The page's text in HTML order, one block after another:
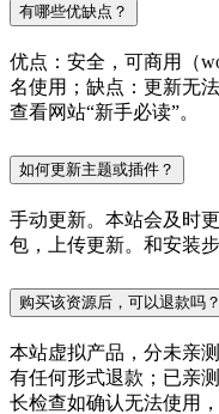
有哪些优缺点？
优点：安全，可商用（
名使用；缺点：更新无
查看网站“新手必读”。
如何更新主题或插件？
手动更新。本站会及时
包，上传更新。和安装
购买该资源后，可以退款吗？
本站虚拟产品，分未亲
有任何形式退款；已亲
长检查如确认无法使用